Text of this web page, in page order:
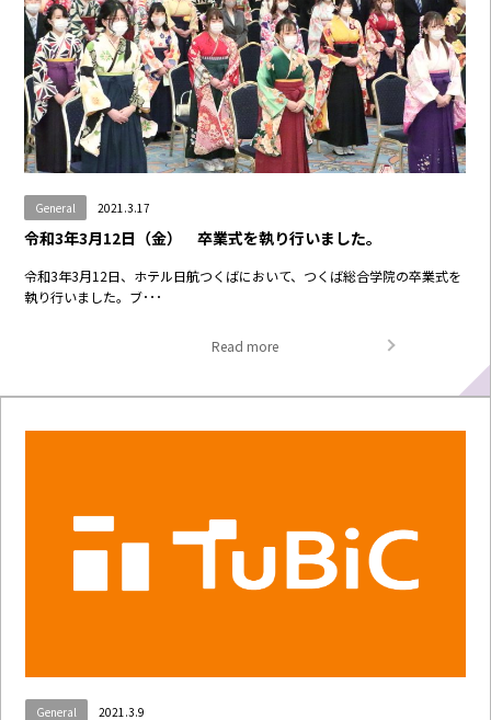
General 2021.3.17
令和3年3月12日（金） 卒業式を執り行いました。
令和3年3月12日、ホテル日航つくばにおいて、つくば総合学院の卒業式を
執り行いました。ブ･･･
Read more
General 2021.3.9